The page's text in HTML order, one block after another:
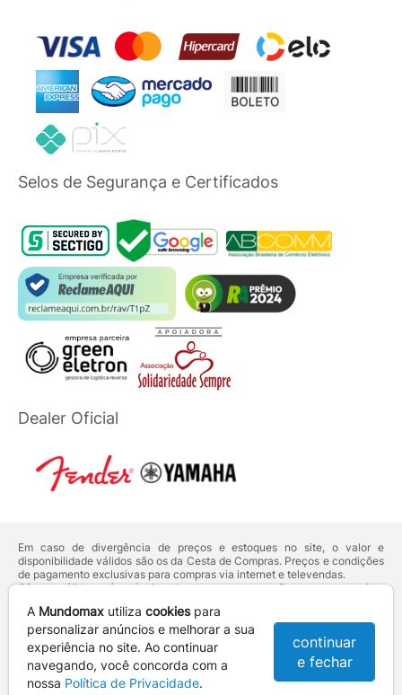
Selos de Segurança e Certificados
Dealer Oficial
Em caso de divergência de preços e estoques no site, o valor e
disponibilidade válidos são os da Cesta de Compras. Preços e condições
de pagamento exclusivas para compras via internet e televendas.
Ofertas válidas até o término de nossos estoques. Para compras acima
deVenda Corporativa.
Os preços apresentados no site prevalecem sobre outros anunciados em
qualquer outro meio de comunicação ou sites de buscas. Código de
Defesa do Consumidor:Lei nº 8.078.
Vendas sujeitas à confirmação de dados e análises de crédito e risco.
A Mundomax utiliza cookiespara
personalizar anúncios e melhorar a sua
experiência no site. Ao continuar
navegando, você concorda com a
nossa Política de Privacidade.
continuar
e fechar